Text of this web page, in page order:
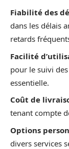
Fiabilité des
dans les délais
retards
Facilité
pour le suivi
essentielle.
Coût de
tenant compte
Options
divers services